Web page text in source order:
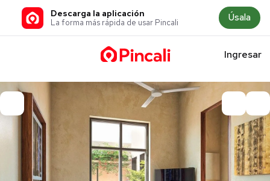
Descarga la aplicación
La forma más rápida de usar Pincali Úsala
Ingresar